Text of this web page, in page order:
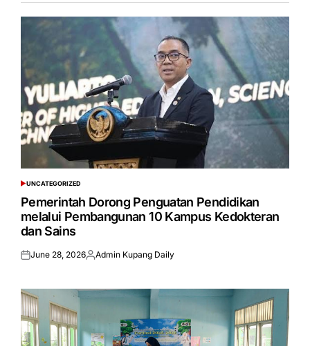
POSTED
IN
UNCATEGORIZED
Pemerintah Dorong Penguatan Pendidikan
melalui Pembangunan 10 Kampus Kedokteran
dan Sains
Posted
June 28, 2026Posted
Admin Kupang Daily